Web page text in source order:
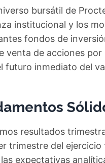
bursátil de
institucional y los
fondos de
venta de acciones
futuro inmediato del
resultados
trimestre del
expectativas